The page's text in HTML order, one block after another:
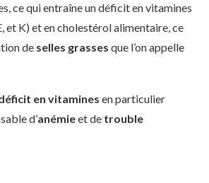
ce qui entraîne un déficit en vitamines
et K) et en cholestérol alimentaire, ce
de selles grasses que l’on appelle
en vitamines en particulier
d’anémieet de trouble